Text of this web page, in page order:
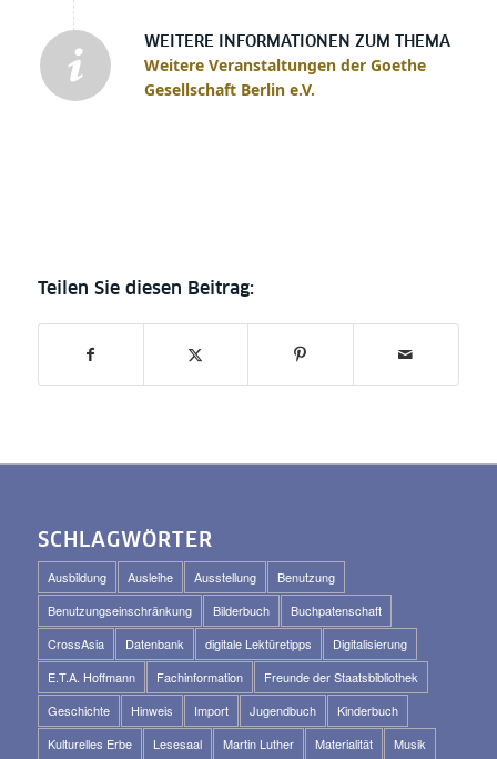
WEITERE INFORMATIONEN ZUM THEMA
Weitere Veranstaltungen der Goethe
Gesellschaft Berlin e.V.
SCHLAGWÖRTER
Ausbildung Ausleihe Ausstellung
Benutzung
Benutzungseinschränkung
Bilderbuch
Buchpatenschaft
CrossAsia
Datenbank digitale Lektüretipps
Digitalisierung
E.T.A. Hoffmann
Fachinformation
Freunde der Staatsbibliothek
Geschichte
Hinweis Import Jugendbuch
Kinderbuch
Kulturelles Erbe
Lesesaal Martin Luther Materialität
Musik